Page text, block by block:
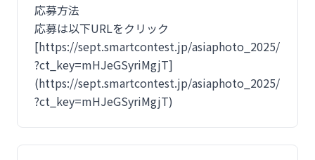
応募方法
応募は以下URLをクリック
[https://sept.smartcontest.jp/asiaphoto_2025/
?ct_key=mHJeGSyriMgjT]
(https://sept.smartcontest.jp/asiaphoto_2025/
?ct_key=mHJeGSyriMgjT)